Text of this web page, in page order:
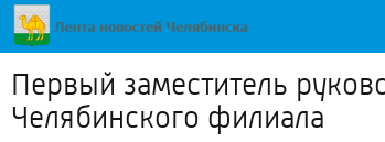
Первый заместитель
Челябинского филиала